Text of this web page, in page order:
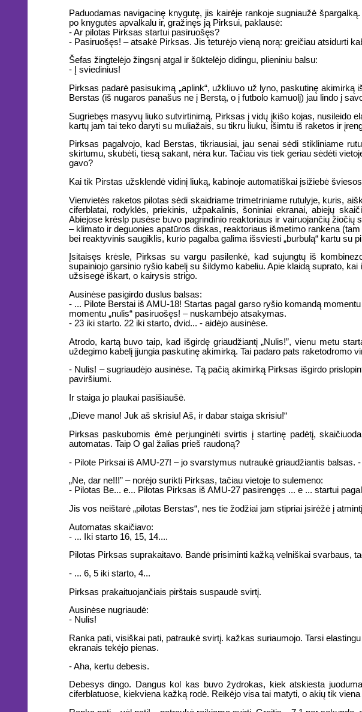
Paduodamas navigacinę knygutę, jis kairėje rankoje sugniaužė
po knygutės apvalkalu ir, gražinęs ją Pirksui, paklausė:
- Ar pilotas Pirksas startui pasiruošęs?
- Pasiruošęs! – atsakė Pirksas. Jis teturėjo vieną norą: greičiau atsidurti
Šefas žingtelėjo žingsnį atgal ir šūktelėjo didingu, plieniniu balsu:
- Į sviedinius!
Pirksas padarė pasisukimą „aplink“, užkliuvo už lyno, paskutinę
Berstas (iš nugaros panašus ne į Berstą, o į futbolo kamuolį) jau lindo į
Sugriebęs masyvų liuko sutvirtinimą, Pirksas į vidų įkišo kojas, nusileido
kartų jam tai teko daryti su muliažais, su tikru liuku, išimtu iš raketos ir
Pirksas pagalvojo, kad Berstas, tikriausiai, jau senai sėdi stikliniame
skirtumu, skubėti, tiesą sakant, nėra kur. Tačiau vis tiek geriau sėdėti
gavo?
Kai tik Pirstas užsklendė vidinį liuką, kabinoje automatiškai įsižiebė
Vienvietės raketos pilotas sėdi skaidriame trimetriniame rutulyje, kuris,
ciferblatai, rodyklės, priekinis, užpakalinis, šoniniai ekranai, abiejų
Abiejose krėslp pusėse buvo pagrindinio reaktoriaus ir vairuojančių
– klimato ir deguonies apatūros diskas, reaktoriaus išmetimo rankena
bei reaktyvinis saugiklis, kurio pagalba galima išsviesti „burbulą“ kartu su
Įsitaisęs krėsle, Pirksas su vargu pasilenkė, kad sujungtų iš
supainiojo garsinio ryšio kabelį su šildymo kabeliu. Apie klaidą suprato,
užsisegė iškart, o kairysis strigo.
Ausinėse pasigirdo duslus balsas:
- ... Pilote Berstai iš AMU-18! Startas pagal garso ryšio komandą
momentu „nulis“ pasiruošęs! – nuskambėjo atsakymas.
- 23 iki starto. 22 iki starto, dvid... - aidėjo ausinėse.
Atrodo, kartą buvo taip, kad išgirdę griaudžiantį „Nulis!”, vienu metu
uždegimo kabelį įjungia paskutinę akimirką. Tai padaro pats raketodromo
- Nulis! – sugriaudėjo ausinėse. Tą pačią akimirką Pirksas išgirdo
paviršiumi.
Ir staiga jo plaukai pasišiaušė.
„Dieve mano! Juk aš skrisiu! Aš, ir dabar staiga skrisiu!“
Pirksas paskubomis ėmė perjunginėti svirtis į startinę padėtį,
automatas. Taip O gal žalias prieš raudoną?
- Pilote Pirksai iš AMU-27! – jo svarstymus nutraukė griaudžiantis balsas.
„Ne, dar ne!!!” – norėjo surikti Pirksas, tačiau vietoje to sulemeno:
- Pilotas Be... e... Pilotas Pirksas iš AMU-27 pasirengęs ... e ... startui
Jis vos neištarė „pilotas Berstas“, nes tie žodžiai jam stipriai įsirėžė į
Automatas skaičiavo:
- ... Iki starto 16, 15, 14....
Pilotas Pirksas suprakaitavo. Bandė prisiminti kažką velniškai svarbaus,
- ... 6, 5 iki starto, 4...
Pirksas prakaituojančiais pirštais suspaudė svirtį.
Ausinėse nugriaudė:
- Nulis!
Ranka pati, visiškai pati, patraukė svirtį. kažkas suriaumojo. Tarsi
ekranais tekėjo pienas.
- Aha, kertu debesis.
Debesys dingo. Dangus kol kas buvo žydrokas, kiek atskiesta
ciferblatuose, kiekviena kažką rodė. Reikėjo visa tai matyti, o akių tik viena